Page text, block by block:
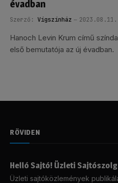
évadban
Szerző: Vígszínház 2023.08.11.
Hanoch Levin Krum című
első bemutatója az új évadban.
RÖVIDEN
Helló Sajtó! Üzleti
Üzleti sajtóközlemények